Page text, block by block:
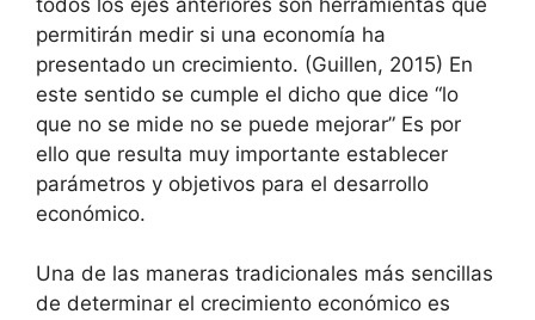
permitirán medir si una economía ha
presentado un crecimiento. (Guillen, 2015) En
este sentido se cumple el dicho que dice “lo
que no se mide no se puede mejorar” Es por
ello que resulta muy importante establecer
parámetros y objetivos para el desarrollo
económico.
Una de las maneras tradicionales más sencillas
de determinar el crecimiento económico es